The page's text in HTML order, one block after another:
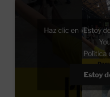
Haz clic en «Estoy
Política
Estoy